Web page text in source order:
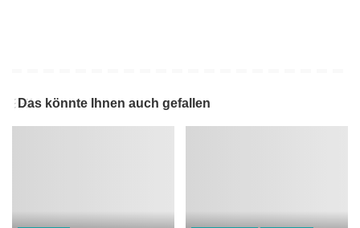
Das könnte Ihnen auch gefallen